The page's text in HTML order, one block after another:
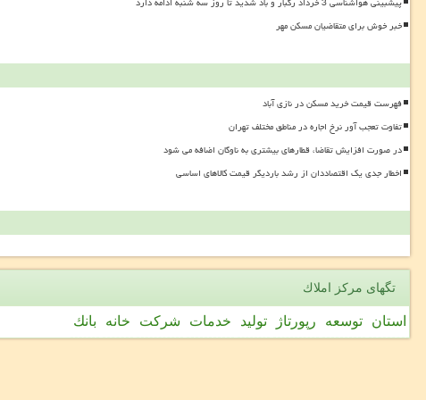
خبر خوش برای متقاضیان مسکن مهر
فهرست قیمت خرید مسکن در نازی آباد
تفاوت تعجب آور نرخ اجاره در مناطق مختلف تهران
در صورت افزایش تقاضا، قطارهای بیشتری به ناوگان اضافه می شود
اخطار جدی یک اقتصاددان از رشد باردیگر قیمت کالاهای اساسی
تگهای مركز املاك
استان توسعه رپورتاژ تولید خدمات شركت خانه بانك